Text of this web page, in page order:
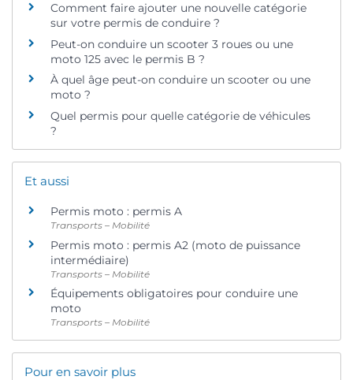
Comment faire ajouter une nouvelle catégorie
sur votre permis de conduire ?
Peut-on conduire un scooter 3 roues ou une
moto 125 avec le permis B ?
À quel âge peut-on conduire un scooter ou une
moto ?
Quel permis pour quelle catégorie de véhicules
?
Et aussi
Permis moto : permis A
Transports – Mobilité
Permis moto : permis A2 (moto de puissance
intermédiaire)
Transports – Mobilité
Équipements obligatoires pour conduire une
moto
Transports – Mobilité
Pour en savoir plus